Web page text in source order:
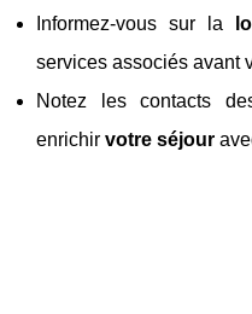
Informez-vous sur la
services associés avant
Notez les contacts
enrichir votre séjour